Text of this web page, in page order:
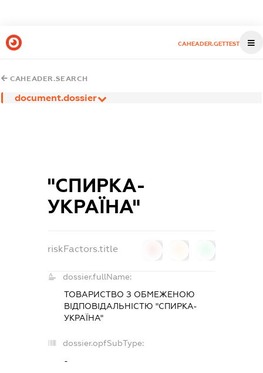
CAHEADER.GETTEST
CAHEADER.SEARCH
document.dossier
"СПИРКА-
УКРАЇНА"
riskFactors.title
dossier.fullName:
ТОВАРИСТВО З ОБМЕЖЕНОЮ
ВІДПОВІДАЛЬНІСТЮ "СПИРКА-
УКРАЇНА"
dossier.opfSubType:
-